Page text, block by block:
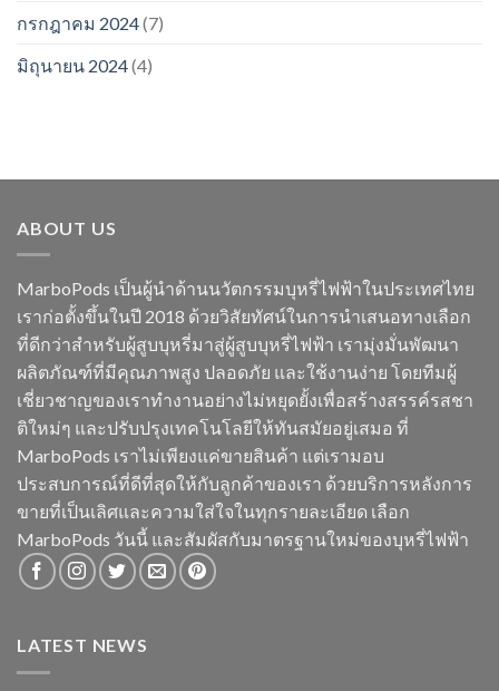
กรกฎาคม 2024(7)
มิถุนายน 2024(4)
ABOUT US
MarboPods เป็นผู้นำด้านนวัตกรรมบุหรี่ไฟฟ้าในประเทศไทย
เราก่อตั้งขึ้นในปี 2018 ด้วยวิสัยทัศน์ในการนำเสนอทางเลือก
ที่ดีกว่าสำหรับผู้สูบบุหรี่มาสู่ผู้สูบบุหรี่ไฟฟ้า เรามุ่งมั่นพัฒนา
ผลิตภัณฑ์ที่มีคุณภาพสูง ปลอดภัย และใช้งานง่าย โดยทีมผู้
เชี่ยวชาญของเราทำงานอย่างไม่หยุดยั้งเพื่อสร้างสรรค์รสชา
ติใหม่ๆ และปรับปรุงเทคโนโลยีให้ทันสมัยอยู่เสมอ ที่
MarboPods เราไม่เพียงแค่ขายสินค้า แต่เรามอบ
ประสบการณ์ที่ดีที่สุดให้กับลูกค้าของเรา ด้วยบริการหลังการ
ขายที่เป็นเลิศและความใส่ใจในทุกรายละเอียด เลือก
MarboPods วันนี้ และสัมผัสกับมาตรฐานใหม่ของบุหรี่ไฟฟ้า
LATEST NEWS